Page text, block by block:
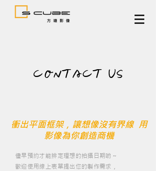
CONTACT US
衝出平面框架，讓想像沒有界線 用
影像為你創造商機
儘早預約才能排定理想的拍攝日期喲～
歡迎使用線上表單提出您的製作需求，